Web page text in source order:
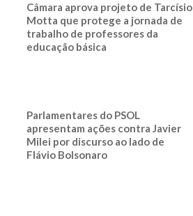
Câmara aprova projeto de Tarcísio
Motta que protege a jornada de
trabalho de professores da
educação básica
Parlamentares do PSOL
apresentam ações contra Javier
Milei por discurso ao lado de
Flávio Bolsonaro